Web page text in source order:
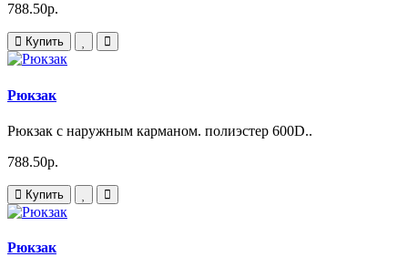
788.50р.
Купить
Рюкзак
Рюкзак с наружным карманом. полиэстер 600D..
788.50р.
Купить
Рюкзак